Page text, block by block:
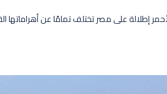
إطلالة على مصر تختلف تمامًا عن أهراماتها